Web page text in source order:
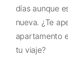
días aunque
nueva. ¿Te
apartamento
tu viaje?